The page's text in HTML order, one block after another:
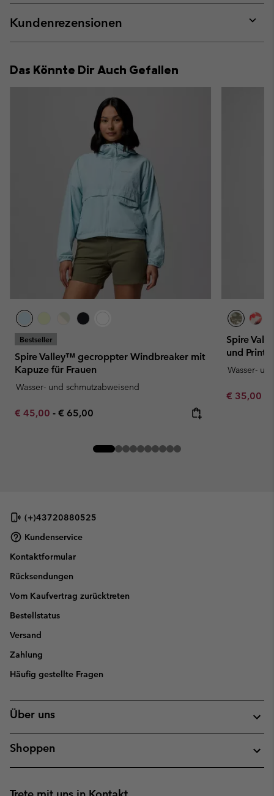
or
Kundenrezensionen
or
Das Könnte Dir Auch Gefallen
Bestseller
Spire Valley™ gecroppter Windbreaker mit
Kapuze für Frauen
Wasser- und schmutzabweisend
Minimum sale price:
€ 45,00 - Maximum price:
€ 65,00
Spire
und Print
Wasser-
Minimum
€ 35,00
(+)43720880525
Kundenservice
Kontaktformular
Rücksendungen
Vom Kaufvertrag zurücktreten
Bestellstatus
Versand
Zahlung
Häufig gestellte Fragen
Über uns
Shoppen